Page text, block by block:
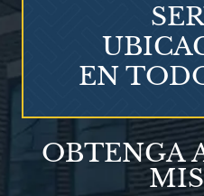
Talco
Ovary
OBTENGA
EN